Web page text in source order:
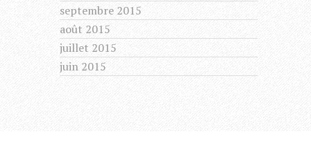
septembre 2015
août 2015
juillet 2015
juin 2015